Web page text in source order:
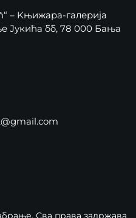
– Kњижара-галерија
Јукића бб, 78 000 Бања
, Сва права задржава